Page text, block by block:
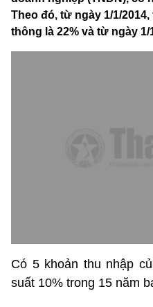
Theo đó, từ ngày 1/1/
thông là 22% và từ ngày 1/
Có 5 khoản thu nhập
suất 10% trong 15 năm